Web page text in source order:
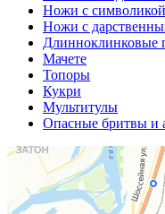
Ножи с символикой
Ножи с
Длинноклинковые
Мачете
Топоры
Кукри
Мультитулы
Опасные бритвы и